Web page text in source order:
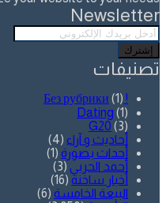
Newsletter
أدخل
بريدك
الإلكتروني
تصنيفات
! Без рубрики
(1)
Dating (1)
G20 (3)
أحاديث و آراء (4)
أحداث بصورة (1)
أحمد الحربي (3)
أخبار ساخنة (16)
البيعة الخامسة (6)